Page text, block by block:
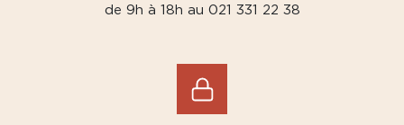
de 9h à 18h au 021 331 22 38